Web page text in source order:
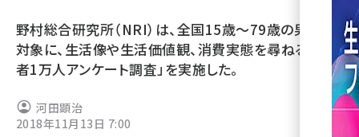
youtube (2439)
note (2315)
セミナー (2308)
z世代 (1623)
野村総合研究所（NRI）は、全国15歳～79歳の男女を
対象に、生活像や生活価値観、消費実態を尋ねる「生活
者1万人アンケート調査」を実施した。
河田顕治
2018年11月13日 7:00